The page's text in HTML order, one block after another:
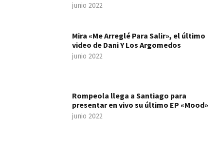
junio 2022
Mira «Me Arreglé Para Salir», el último
video de Dani Y Los Argomedos
junio 2022
Rompeola llega a Santiago para
presentar en vivo su último EP «Mood»
junio 2022